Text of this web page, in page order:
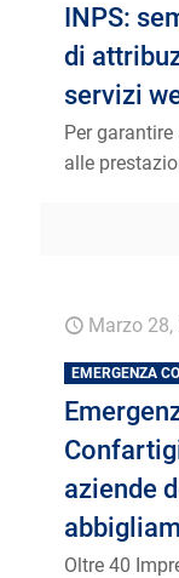
INPS:
di
servizi
Per
alle
Marzo 28,
EMERGENZA
aziende
Oltre 40